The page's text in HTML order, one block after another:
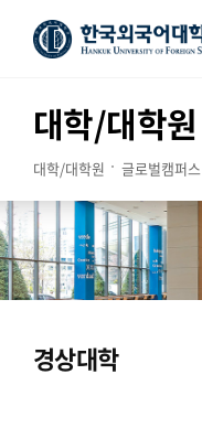
대학/대학원
대학/대학원 글로벌캠퍼스
경상대학